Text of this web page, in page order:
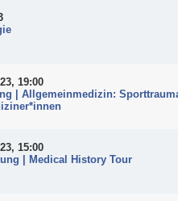
19:00
| Allgemeinmedizin:
15:00
| Medical History Tour